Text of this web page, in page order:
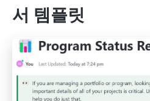
서 템플릿